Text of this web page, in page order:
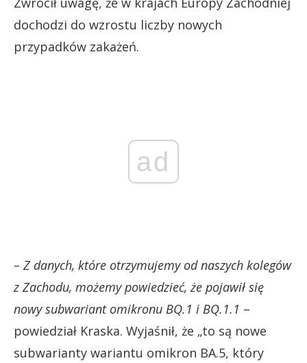
dochodzi do wzrostu liczby nowych
przypadków zakażeń.
ad
– Z danych, które otrzymujemy od naszych kolegów
z Zachodu, możemy powiedzieć, że pojawił się
nowy subwariant omikronu BQ.1 i BQ.1.1 –
powiedział Kraska. Wyjaśnił, że „to są nowe
subwarianty wariantu omikron BA.5, który